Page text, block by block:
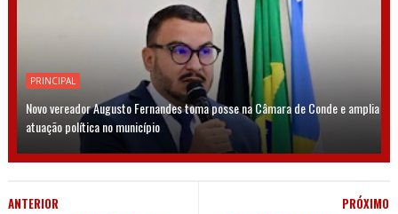
PRINCIPAL
Novo vereador Augusto Fernandes toma posse na Câmara de Conde e amplia
atuação política no município
PRÓXIMO
ANTERIOR